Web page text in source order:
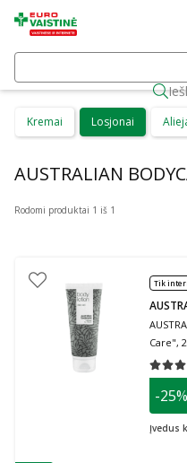
Kremai Losjonai
AUSTRALIAN
Rodomi produktai 1 iš 1
Tik
Care",
Vidutinis
-25%
Įvedus